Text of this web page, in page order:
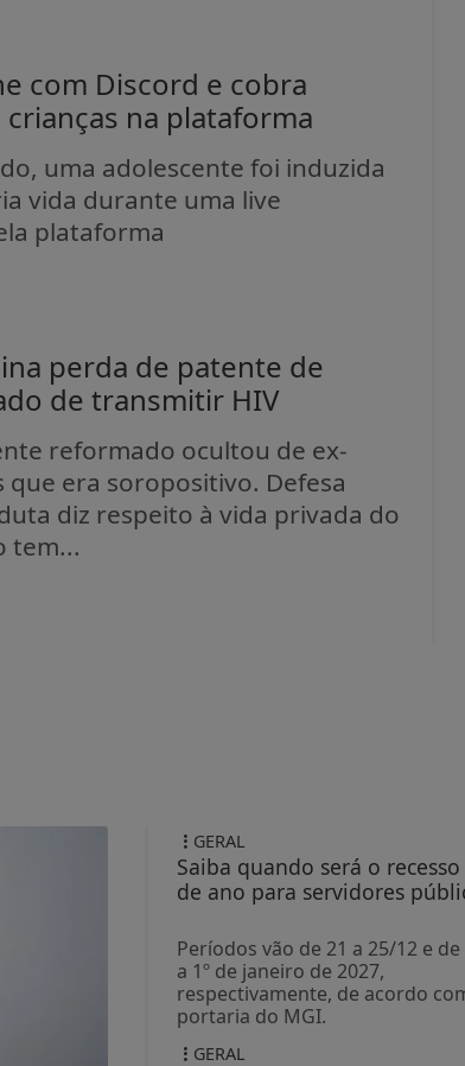
com Discord e cobra
na plataforma
uma adolescente foi induzida
vida durante uma live
plataforma
perda de patente de
de transmitir HIV
reformado ocultou de ex-
que era soropositivo. Defesa
diz respeito à vida privada do
tem...
GERAL
Saiba quando será o
de ano para servidores
Períodos vão de 21 a 25/12 e
a 1º de janeiro de 2027,
respectivamente, de acordo
portaria do MGI.
GERAL